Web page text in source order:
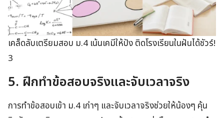
เคล็ดลับเตรียมสอบ ม.4 เน้นเคมีให้ปัง ติดโรงเรียนในฝันได้ชัวร์!
3
5. ฝึกทำข้อสอบจริงและจับเวลาจริง
การทำข้อสอบเข้า ม.4 เก่าๆ และจับเวลาจริงช่วยให้น้องๆ คุ้น